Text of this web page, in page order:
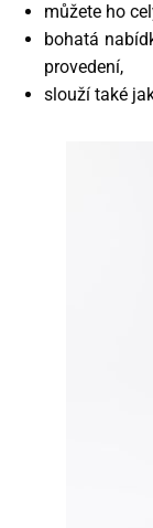
můžete ho
bohatá
provedení,
slouží také